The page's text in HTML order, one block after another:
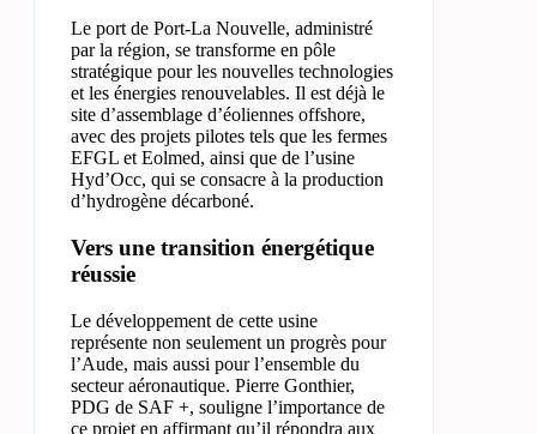
Le port de Port-La Nouvelle, administré
par la région, se transforme en pôle
stratégique pour les nouvelles technologies
et les énergies renouvelables. Il est déjà le
site d’assemblage d’éoliennes offshore,
avec des projets pilotes tels que les fermes
EFGL et Eolmed, ainsi que de l’usine
Hyd’Occ, qui se consacre à la production
d’hydrogène décarboné.
Vers une transition énergétique
réussie
Le développement de cette usine
représente non seulement un progrès pour
l’Aude, mais aussi pour l’ensemble du
secteur aéronautique. Pierre Gonthier,
PDG de SAF +, souligne l’importance de
ce projet en affirmant qu’il répondra aux